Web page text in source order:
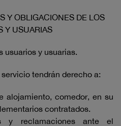
Y OBLIGACIONES DE LOS
Y USUARIAS
usuarios y usuarias.
tendrán derecho a:
alojamiento, comedor, en su
contratados.
y reclamaciones ante el